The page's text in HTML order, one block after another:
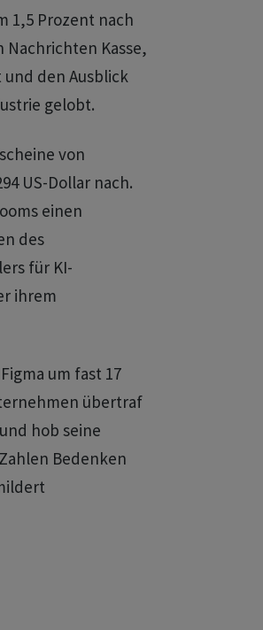
1,5 Prozent nach
Kasse,
den Ausblick
gelobt.
von
US-Dollar nach.
einen
des
für KI-
ihrem
um fast 17
übertraf
hob seine
Bedenken